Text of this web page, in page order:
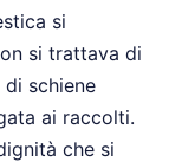
si
si trattava di
schiene
ai raccolti.
che si